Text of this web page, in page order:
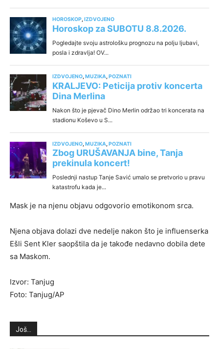
Mask je na njenu objavu odgovorio emotikonom srca.
Njena objava dolazi dve nedelje nakon što je influenserka
Ešli Sent Kler saopštila da je takođe nedavno dobila dete
sa Maskom.
Izvor: Tanjug
Foto: Tanjug/AP
Još...